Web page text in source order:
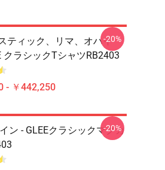
ティック、リマ、オハイ
クラシックTシャツRB2403
- ￥442,250
-20%
ン - GLEEクラシックマグカ
-20%